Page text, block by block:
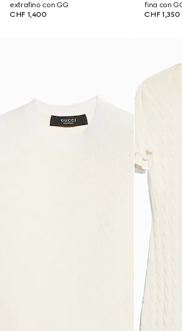
extrafino con GG
CHF 1,400
fina con
CHF 1,350